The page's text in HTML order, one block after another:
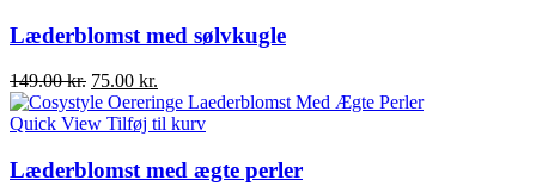
149.00 kr..75.00 kr..
Læderblomst med sølvkugle
149.00kr. Den
oprindelige
pris
149.00 kr..
75.00 kr.
aktuelle
pris
75.00 kr..
Quick View Tilføj til kurv
Læderblomst med ægte perler